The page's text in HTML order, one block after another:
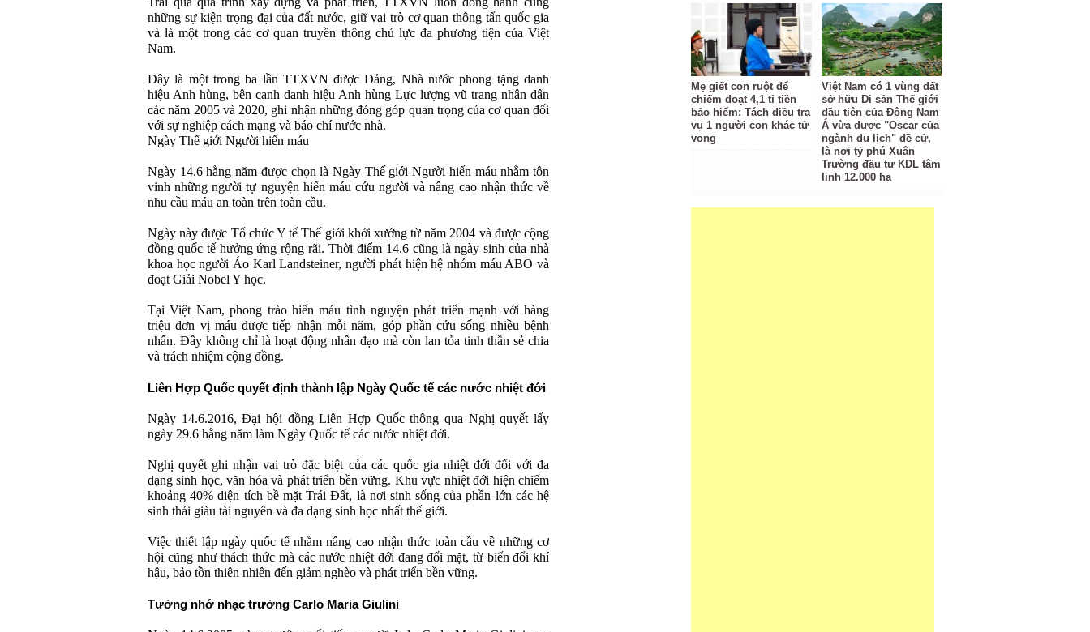
những sự kiện trọng đại của đất nước, giữ vai trò cơ quan thông tấn quốc gia
và là một trong các cơ quan truyền thông chủ lực đa phương tiện của Việt
Nam.
Đây là một trong ba lần TTXVN được Đảng, Nhà nước phong tặng danh
hiệu Anh hùng, bên cạnh danh hiệu Anh hùng Lực lượng vũ trang nhân dân
các năm 2005 và 2020, ghi nhận những đóng góp quan trọng của cơ quan đối
với sự nghiệp cách mạng và báo chí nước nhà.
Ngày Thế giới Người hiến máu
Ngày 14.6 hằng năm được chọn là Ngày Thế giới Người hiến máu nhằm tôn
vinh những người tự nguyện hiến máu cứu người và nâng cao nhận thức về
nhu cầu máu an toàn trên toàn cầu.
Ngày này được Tổ chức Y tế Thế giới khởi xướng từ năm 2004 và được cộng
đồng quốc tế hưởng ứng rộng rãi. Thời điểm 14.6 cũng là ngày sinh của nhà
khoa học người Áo Karl Landsteiner, người phát hiện hệ nhóm máu ABO và
đoạt Giải Nobel Y học.
Tại Việt Nam, phong trào hiến máu tình nguyện phát triển mạnh với hàng
triệu đơn vị máu được tiếp nhận mỗi năm, góp phần cứu sống nhiều bệnh
nhân. Đây không chỉ là hoạt động nhân đạo mà còn lan tỏa tinh thần sẻ chia
và trách nhiệm cộng đồng.
Liên Hợp Quốc quyết định thành lập Ngày Quốc tế các nước nhiệt đới
Ngày 14.6.2016, Đại hội đồng Liên Hợp Quốc thông qua Nghị quyết lấy
ngày 29.6 hằng năm làm Ngày Quốc tế các nước nhiệt đới.
Nghị quyết ghi nhận vai trò đặc biệt của các quốc gia nhiệt đới đối với đa
dạng sinh học, văn hóa và phát triển bền vững. Khu vực nhiệt đới hiện chiếm
khoảng 40% diện tích bề mặt Trái Đất, là nơi sinh sống của phần lớn các hệ
sinh thái giàu tài nguyên và đa dạng sinh học nhất thế giới.
Việc thiết lập ngày quốc tế nhằm nâng cao nhận thức toàn cầu về những cơ
hội cũng như thách thức mà các nước nhiệt đới đang đối mặt, từ biến đổi khí
hậu, bảo tồn thiên nhiên đến giảm nghèo và phát triển bền vững.
Tưởng nhớ nhạc trưởng Carlo Maria Giulini
Mẹ giết con ruột để
chiếm đoạt 4,1 tỉ tiền
bảo hiểm: Tách điều tra
vụ 1 người con khác tử
vong
Việt Nam có 1 vùng đất
sở hữu Di sản Thế giới
đầu tiên của Đông Nam
Á vừa được "Oscar của
ngành du lịch" đề cử,
là nơi tỷ phú Xuân
Trường đầu tư KDL tâm
linh 12.000 ha